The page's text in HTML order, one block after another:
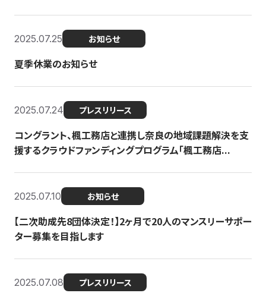
2025.07.25 お知らせ
夏季休業のお知らせ
2025.07.24 プレスリリース
コングラント、楓工務店と連携し奈良の地域課題解決を支
援するクラウドファンディングプログラム「楓工務店...
2025.07.10 お知らせ
【二次助成先8団体決定！】2ヶ月で20人のマンスリーサポー
ター募集を目指します
2025.07.08 プレスリリース